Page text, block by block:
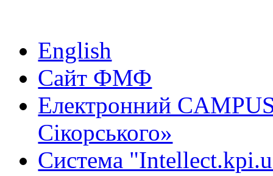
English
Сайт ФМФ
Електронний
Сікорського»
Система